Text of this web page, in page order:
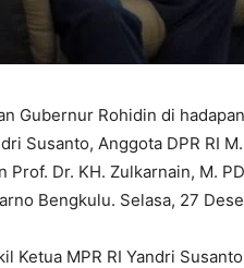
Gubernur Rohidin di
Susanto, Anggota DPR RI
Prof. Dr. KH. Zulkarnain, M.
Bengkulu. Selasa, 27
Ketua MPR RI Yandri